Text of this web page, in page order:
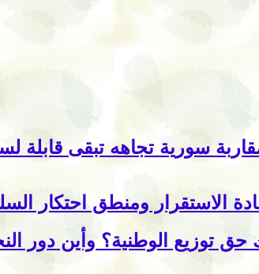
سورية تجاهه تبقى قابلة
الاستقرار ومنطق احتكار
حق توزيع الوطنية؟ وأين دور